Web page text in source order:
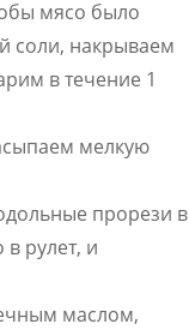
мясо было
соли, накрываем
в течение 1
мелкую
прорези в
рулет, и
маслом,